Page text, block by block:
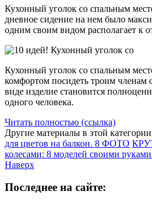
Кухонный уголок со спальным
дневное сидение на нем было
одним своим видом располагает к
Кухонный уголок со спальным
комфортом посидеть троим членам
виде изделие становится
одного человека.
Читать полностью (ссылка)
Другие материалы в этой
для цветов на балкон. 8 ФОТО
колесами: 8 моделей своими
Наверх
Последнее на сайте: